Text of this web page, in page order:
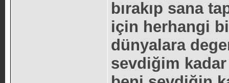
bırakıp sana
için herhangi
dünyalara
sevdiğim